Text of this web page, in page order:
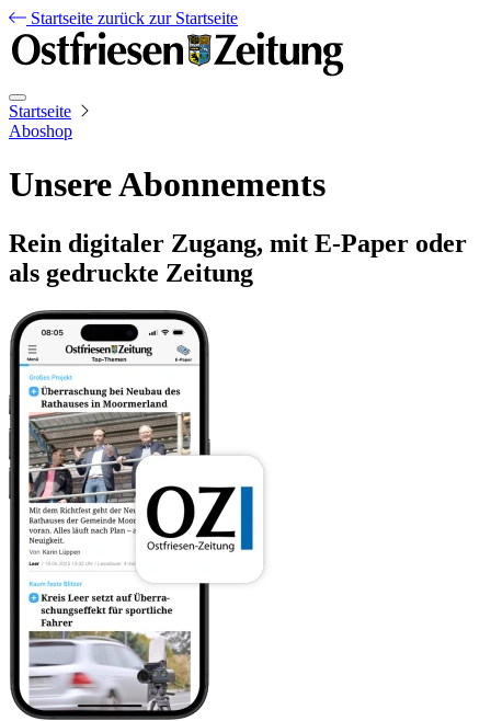
Startseite zurück zur Startseite
Startseite
Aboshop
Unsere Abonnements
Rein digitaler Zugang, mit E-Paper oder
als gedruckte Zeitung